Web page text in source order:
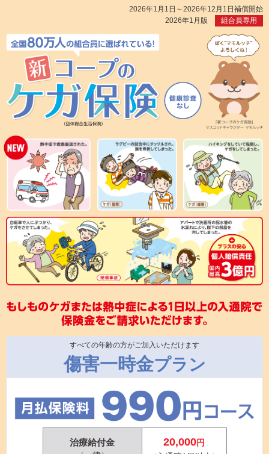
2026年1月1日～2026年12月1日補償開始
2026年1月版
組合員専用
すべての年齢の方がご加入いただけます
傷害一時金プラン
治療給付金 20,000円